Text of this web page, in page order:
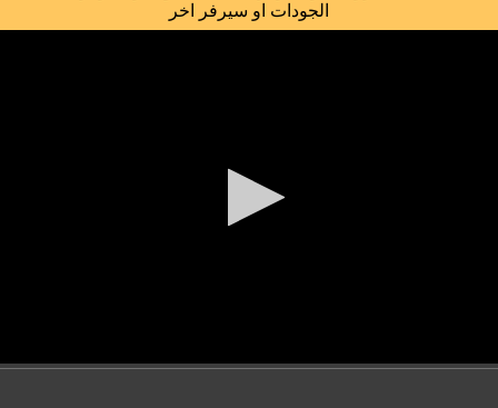
الجودات او سيرفر اخر